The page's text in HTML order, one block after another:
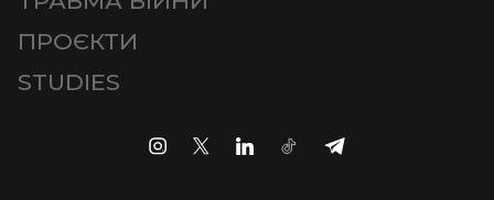
ПРОЄКТИ
STUDIES